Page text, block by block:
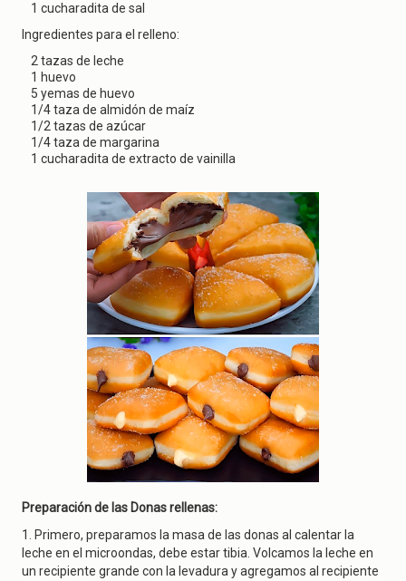
1 cucharadita de sal
Ingredientes para el relleno:
2 tazas de leche
1 huevo
5 yemas de huevo
1/4 taza de almidón de maíz
1/2 tazas de azúcar
1/4 taza de margarina
1 cucharadita de extracto de vainilla
Preparación de las Donas rellenas:
1. Primero, preparamos la masa de las donas al calentar la
leche en el microondas, debe estar tibia. Volcamos la leche en
un recipiente grande con la levadura y agregamos al recipiente